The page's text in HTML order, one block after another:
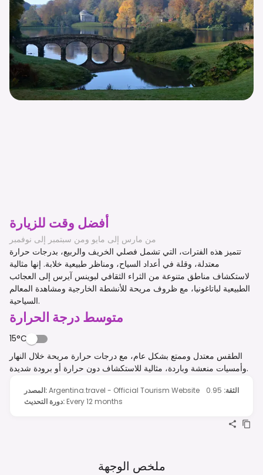
أفضل وقت للزيارة
من مارس إلى مايو ومن سبتمبر إلى نوفمبر
تتميز هذه الفترات، التي تشمل فصلي الخريف والربيع، بدرجات حرارة
معتدلة، وقلة في أعداد السياح، ومناظر طبيعية خلابة. إنها مثالية
لاستكشاف مناطق متنوعة من الثراء الثقافي لبوينس آيرس إلى العجائب
الطبيعية لباتاغونيا، مع ظروف مريحة للأنشطة الخارجية ومشاهدة المعالم
السياحية.
متوسط درجة الحرارة
15°C
الطقس معتدل وممتع بشكل عام، مع درجات حرارة مريحة خلال النهار
وأمسيات منعشة وباردة، مثالية للاستكشاف دون حرارة أو برودة شديدة.
المصدر:Argentina.travel - Official Tourism Website الثقة:
0.95
دورة التحديث: Every 12 months
ملخص الوجهة